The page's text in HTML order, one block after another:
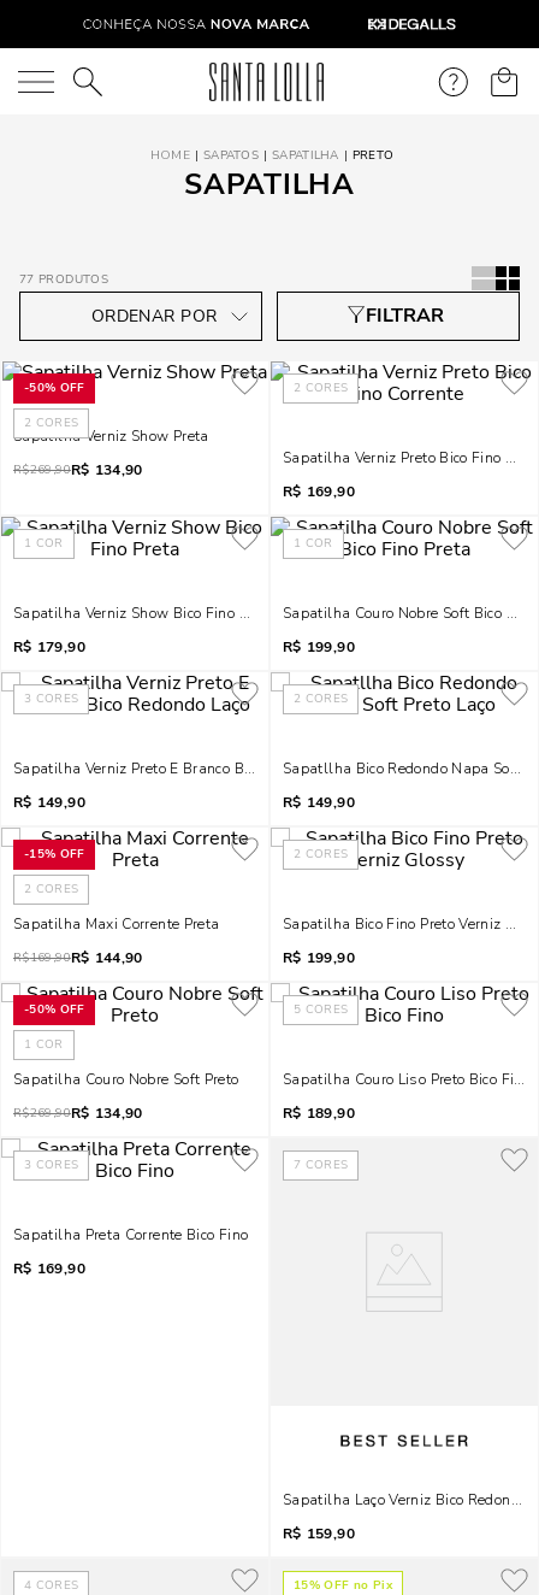
O que você está procurando?
SAPATOS SAPATILHA PRETO
SAPATILHA
77 PRODUTOS
-50% OFF
2 CORES
Sapatilha Verniz Show Preta
R$269,90R$ 134,90
2 CORES
Sapatilha Verniz Preto Bico Fino
R$ 169,90
1 COR
Sapatilha Verniz Show Bico Fino Preta
R$ 179,90
1 COR
Sapatilha Couro Nobre Soft Bico Fino
R$ 199,90
3 CORES
Sapatilha Verniz Preto E Branco Bico Redondo Laço
R$ 149,90
2 CORES
Sapatllha Bico Redondo Napa Soft
R$ 149,90
-15% OFF
2 CORES
Sapatilha Maxi Corrente Preta
R$169,90R$ 144,90
2 CORES
Sapatilha Bico Fino Preto Verniz
R$ 199,90
-50% OFF
1 COR
Sapatilha Couro Nobre Soft Preto
R$269,90R$ 134,90
5 CORES
Sapatilha Couro Liso Preto Bico Fino
R$ 189,90
3 CORES
Sapatilha Preta Corrente Bico Fino
R$ 169,90
7 CORES
Sapatilha Laço Verniz Bico Redondo
R$ 159,90
4 CORES 15% OFF no Pix